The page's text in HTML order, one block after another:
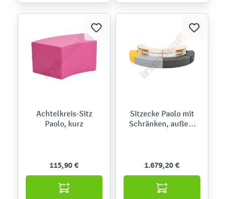
Achtelkreis-Sitz
Paolo, kurz
115,90 €
Sitzecke Paolo mit
Schränken, außen,
1.679,20 €